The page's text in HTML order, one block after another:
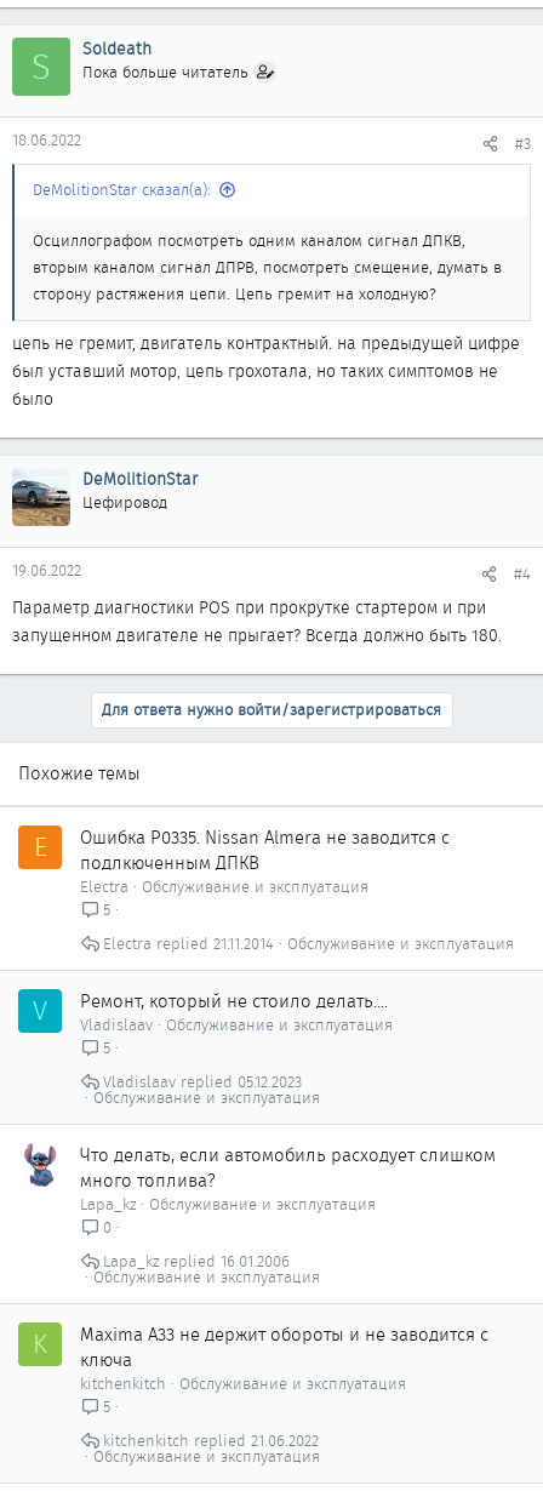
S Soldeath
Пока больше читатель
18.06.2022 #3
DeMolitionStar сказал(а):
Осциллографом посмотреть одним каналом сигнал ДПКВ,
вторым каналом сигнал ДПРВ, посмотреть смещение, думать в
сторону растяжения цепи. Цепь гремит на холодную?
цепь не гремит, двигатель контрактный. на предыдущей цифре
был уставший мотор, цепь грохотала, но таких симптомов не
было
DeMolitionStar
Цефировод
19.06.2022 #4
Параметр диагностики POS при прокрутке стартером и при
запущенном двигателе не прыгает? Всегда должно быть 180.
Для ответа нужно войти/зарегистрироваться
Похожие темы
E
Ошибка P0335. Nissan Almera не заводится с
подлкюченным ДПКВ
Electra
Обслуживание и эксплуатация
5
Обслуживание и эксплуатация
21.11.2014
Electra
V Ремонт, который не стоило делать....
Vladislaav
Обслуживание и эксплуатация
5
Обслуживание и эксплуатация
05.12.2023
Vladislaav
Что делать, если автомобиль расходует слишком
много топлива?
Lapa_kz
Обслуживание и эксплуатация
0
Обслуживание и эксплуатация
16.01.2006
Lapa_kz
K
Maxima A33 не держит обороты и не заводится с
ключа
kitchenkitch
Обслуживание и эксплуатация
5
Обслуживание и эксплуатация
21.06.2022
kitchenkitch